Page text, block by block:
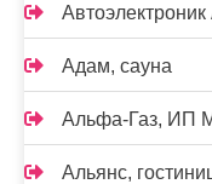
Адам, сауна
Альфа-Газ, ИП
Альянс,